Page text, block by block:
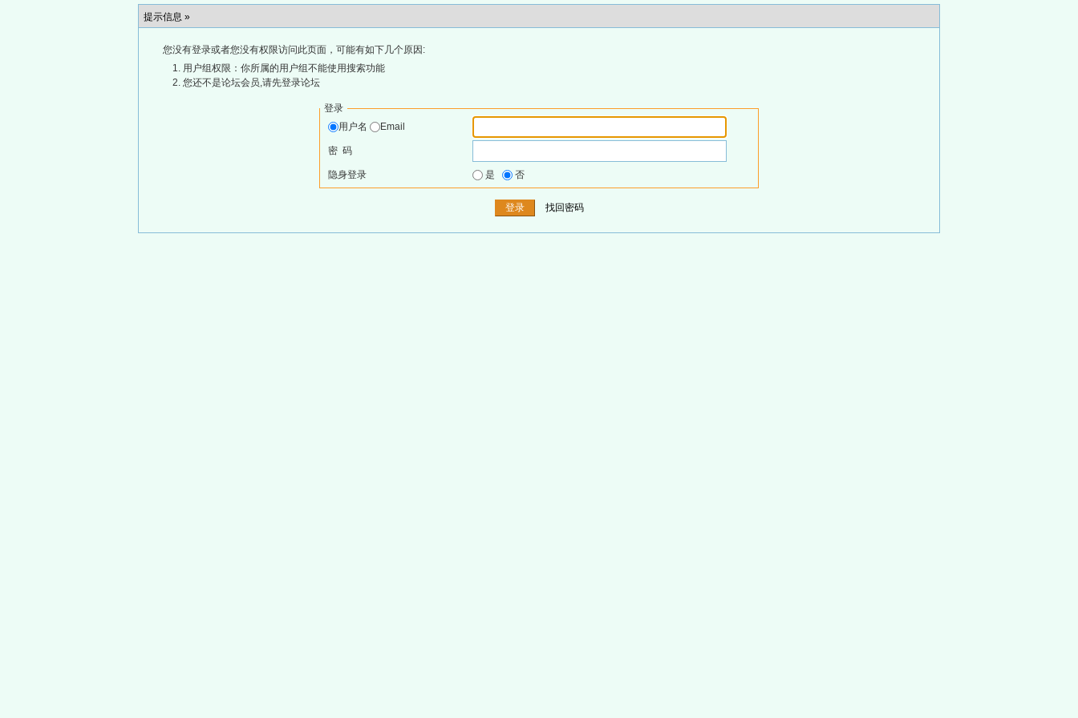
提示信息 »
您没有登录或者您没有权限访问此页面，可能有如下几个原因:
用户组权限：你所属的用户组不能使用搜索功能
您还不是论坛会员,请先登录论坛
登录
用户名
Email
密 码
隐身登录 是 否
找回密码